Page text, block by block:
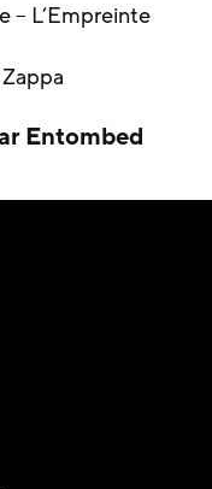
– L’Empreinte
Entombed